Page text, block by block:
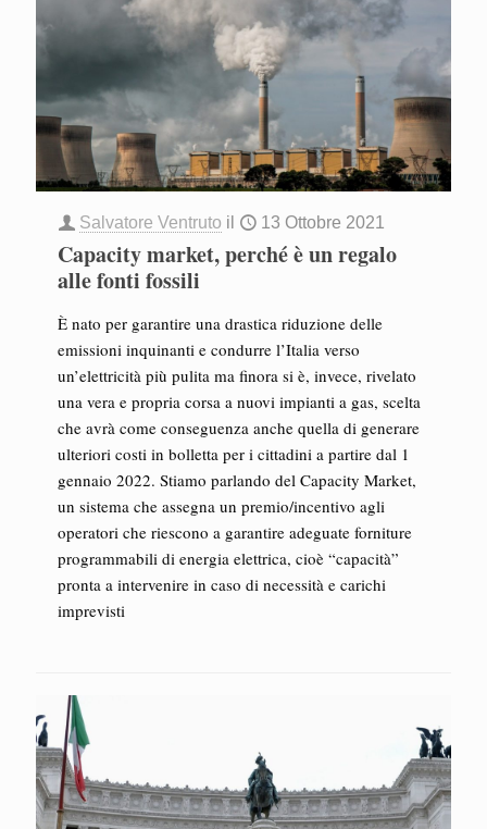
Salvatore Ventruto il 13 Ottobre 2021
Capacity market, perché è un regalo
alle fonti fossili
È nato per garantire una drastica riduzione delle
emissioni inquinanti e condurre l’Italia verso
un’elettricità più pulita ma finora si è, invece, rivelato
una vera e propria corsa a nuovi impianti a gas, scelta
che avrà come conseguenza anche quella di generare
ulteriori costi in bolletta per i cittadini a partire dal 1
gennaio 2022. Stiamo parlando del Capacity Market,
un sistema che assegna un premio/incentivo agli
operatori che riescono a garantire adeguate forniture
programmabili di energia elettrica, cioè “capacità”
pronta a intervenire in caso di necessità e carichi
imprevisti